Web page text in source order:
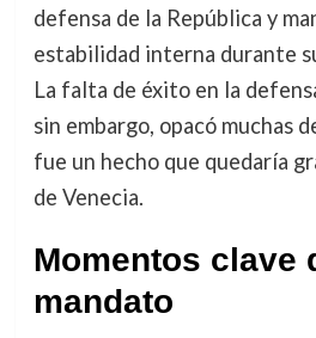
defensa de la República y
estabilidad interna durante
La falta de éxito en la
sin embargo, opacó muchas
fue un hecho que quedaría
de Venecia.
Momentos clave
mandato